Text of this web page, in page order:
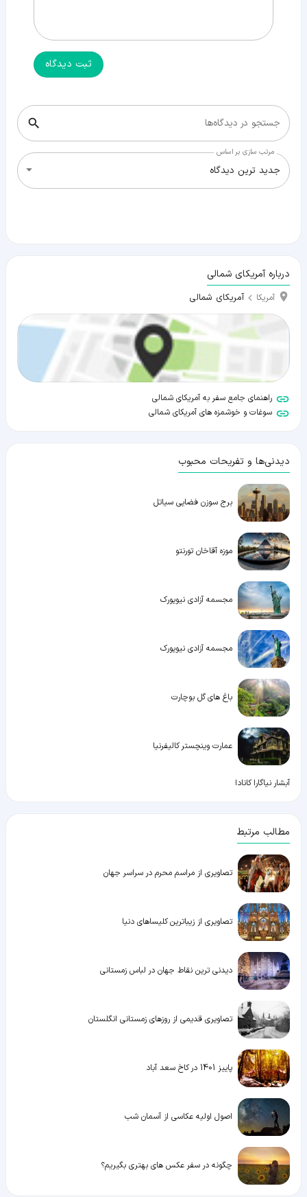
ثبت دیدگاه
جستجو در دیدگاه‌ها
مرتب سازی بر اساس
جدید ترین دیدگاه
درباره آمریکای شمالی
آمریکا آمریکای شمالی
راهنمای جامع سفر به آمریکای شمالی
سوغات و خوشمزه های آمریکای شمالی
دیدنی‌ها و تفریحات محبوب
برج سوزن فضایی سیاتل
موزه آقاخان تورنتو
مجسمه آزادی نیویورک
مجسمه آزادی نیویورک
باغ های گل بوچارت
عمارت وینچستر کالیفرنیا
آبشار نیاگارا کانادا
مطالب مرتبط
تصاویری از مراسم محرم در سراسر جهان
تصاویری از زیباترین کلیساهای دنیا
دیدنی ترین نقاط جهان در لباس زمستانی
تصاویری قدیمی از روزهای زمستانی انگلستان
پاییز 1401 در کاخ سعد آباد
اصول اولیه عکاسی از آسمان شب
چگونه در سفر عکس های بهتری بگیریم؟